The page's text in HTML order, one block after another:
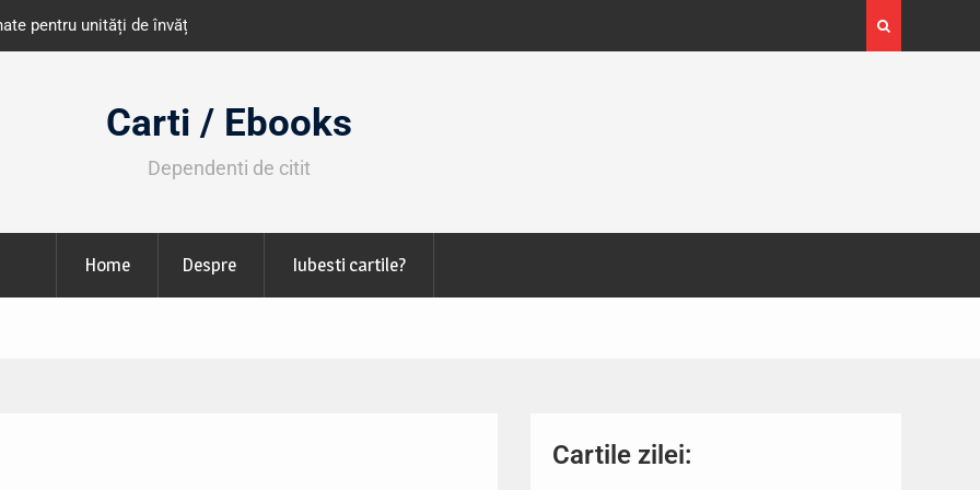
din România
octombrie
Expoziția Brâncuși de la Timișoara a atras peste
130.000 de vizitatori
Carti / Ebooks
Dependenti de citit
Home Despre Iubesti cartile?
Cartile zilei: